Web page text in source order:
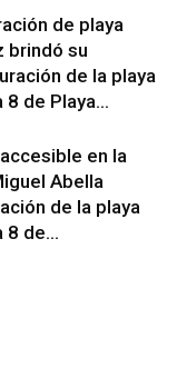
de playa
brindó su
de la playa
de Playa...
en la
Abella
de la playa
8 de...